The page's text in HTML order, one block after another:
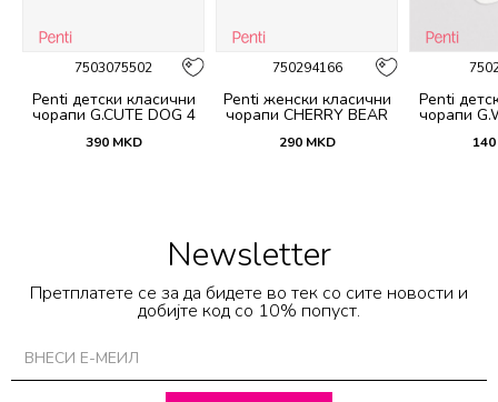
7503075502
Penti детски класични
чорапи G.CUTE DOG 4
390 MKD
750294166
Penti женски класични
чорапи CHERRY BEAR
290 MKD
Penti
чорапи
140
Newsletter
Претплатете се за да бидете во тек со сите новости и
добијте код со 10% попуст.